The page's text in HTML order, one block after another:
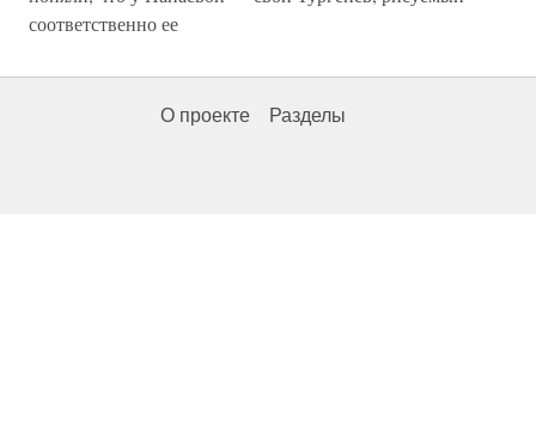
соответственно ее
О проекте Разделы